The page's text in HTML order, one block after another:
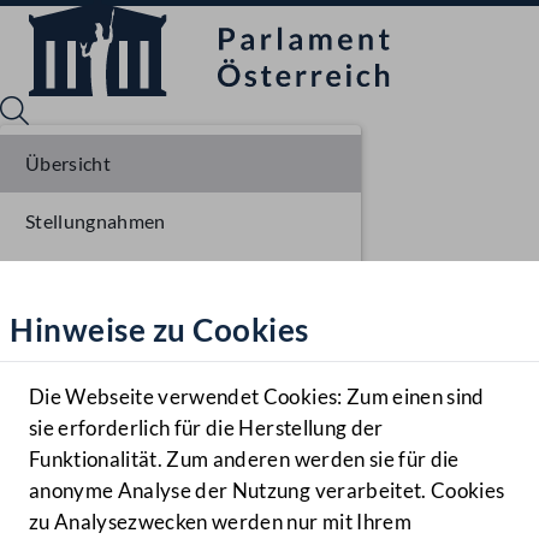
Hilfe
Benutzer
Navigationsmenü öffnen
MENÜ
Hinweise zu Cookies
Die Webseite verwendet Cookies: Zum einen sind
sie erforderlich für die Herstellung der
Funktionalität. Zum anderen werden sie für die
anonyme Analyse der Nutzung verarbeitet. Cookies
zu Analysezwecken werden nur mit Ihrem
Übersicht
Stellungnahmen
Einlangen NR
Ausschussberatungen NR
Plenarberatungen NR
Einlangen BR